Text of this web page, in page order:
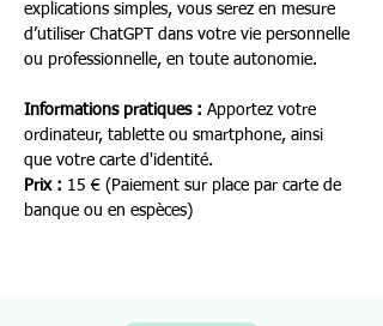
explications simples, vous serez en mesure
d’utiliser ChatGPT dans votre vie personnelle
ou professionnelle, en toute autonomie.
Informations pratiques : Apportez votre
ordinateur, tablette ou smartphone, ainsi
que votre carte d'identité.
Prix : 15 € (Paiement sur place par carte de
banque ou en espèces)